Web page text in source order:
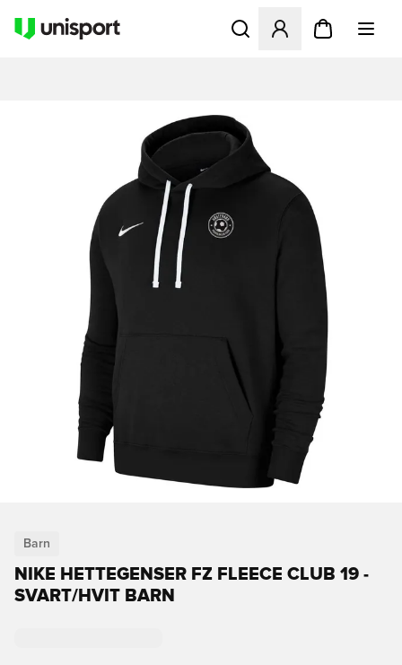
Åpner en Modal for å
Barn
NIKE HETTEGENSER FZ FLEECE CLUB 19 -
SVART/HVIT BARN